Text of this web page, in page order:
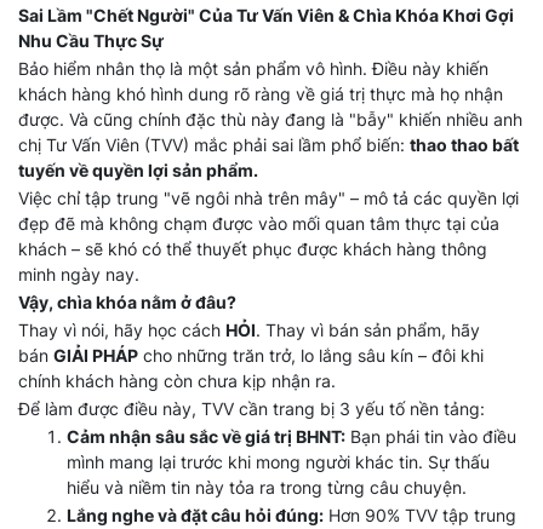
Sai Lầm "Chết Người" Của Tư Vấn Viên & Chìa Khóa Khơi Gợi
Nhu Cầu Thực Sự
Bảo hiểm nhân thọ là một sản phẩm vô hình. Điều này khiến
khách hàng khó hình dung rõ ràng về giá trị thực mà họ nhận
được. Và cũng chính đặc thù này đang là "bẫy" khiến nhiều anh
chị Tư Vấn Viên (TVV) mắc phải sai lầm phổ biến: thao thao bất
tuyến về quyền lợi sản phẩm.
Việc chỉ tập trung "vẽ ngôi nhà trên mây" – mô tả các quyền lợi
đẹp đẽ mà không chạm được vào mối quan tâm thực tại của
khách – sẽ khó có thể thuyết phục được khách hàng thông
minh ngày nay.
Vậy, chìa khóa nằm ở đâu?
Thay vì nói, hãy học cách HỎI. Thay vì bán sản phẩm, hãy
bán GIẢI PHÁP cho những trăn trở, lo lắng sâu kín – đôi khi
chính khách hàng còn chưa kịp nhận ra.
Để làm được điều này, TVV cần trang bị 3 yếu tố nền tảng:
Cảm nhận sâu sắc về giá trị BHNT: Bạn phái tin vào điều
mình mang lại trước khi mong người khác tin. Sự thấu
hiểu và niềm tin này tỏa ra trong từng câu chuyện.
Lắng nghe và đặt câu hỏi đúng: Hơn 90% TVV tập trung